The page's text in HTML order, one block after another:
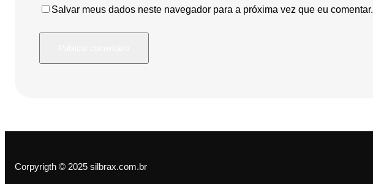
Salvar meus dados neste navegador para a próxima vez que eu comentar.
Corpyrigth © 2025 silbrax.com.br